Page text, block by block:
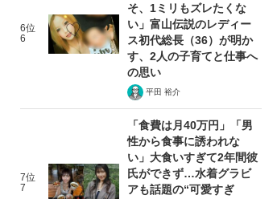
6位
6
そ、1ミリもズレたくな
い」富山伝説のレディー
ス初代総長（36）が明か
す、2人の子育てと仕事へ
の思い
平田 裕介
7位
7
「食費は月40万円」「男
性から食事に誘われな
い」大食いすぎて2年間彼
氏ができず…水着グラビ
アも話題の“可愛すぎ